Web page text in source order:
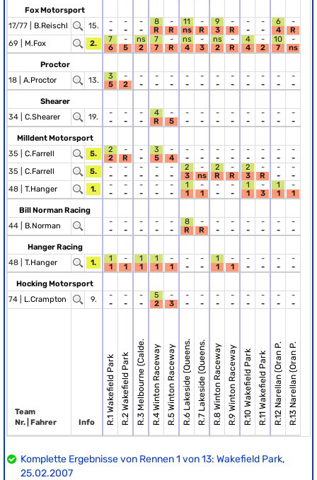
Fox Motorsport
17/77 | B.Reischl 15.
-
-
-
-
-
-
8
R
-
R
11
ns
-
R
9
3
-
R
-
-
-
-
6
4
-
R
69 | M.Fox 2.
7
6
-
5
ns
2
7
7
-
R
ns
4
-
3
ns
2
-
R
4
4
-
2
10
7
-
ns
Proctor
18 | A.Proctor 13.
3
5
-
2
-
-
-
-
-
-
-
-
-
-
-
-
-
-
-
-
-
-
-
-
-
-
Shearer
34 | C.Shearer 19.
-
-
-
-
-
-
4
R
-
5
-
-
-
-
-
-
-
-
-
-
-
-
-
-
-
-
Milldent Motorsport
35 | C.Farrell 5.
2
2
-
R
-
-
3
5
-
4
-
-
-
-
-
-
-
-
-
-
-
-
-
-
-
-
35 | C.Farrell 5.
-
-
-
-
-
-
-
-
-
-
2
3
-
ns
2
R
-
R
2
3
-
R
-
-
-
-
48 | T.Hanger 1.
-
-
-
-
-
-
-
-
-
-
1
1
-
1
-
-
-
-
1
1
-
3
1
1
-
1
Bill Norman Racing
44 | B.Norman
-
-
-
-
-
-
-
-
-
-
8
R
-
R
-
-
-
-
-
-
-
-
-
-
-
-
Hanger Racing
48 | T.Hanger 1.
1
1
-
1
1
1
1
1
-
1
-
-
-
-
1
1
-
1
-
-
-
-
-
-
-
-
Hocking Motorsport
74 | L.Crampton 9.
-
-
-
-
-
-
5
2
-
3
-
-
-
-
-
-
-
-
-
-
-
-
-
-
-
-
Team
Nr. | Fahrer
Info R.1 Wakefield ParkR.2 Wakefield ParkR.3 Melbourne (Calde.R.4 Winton RacewayR.5 Winton RacewayR.6 Lakeside (Queens.R.7 Lakeside (Queens.R.8 Winton RacewayR.9 Winton RacewayR.10 Wakefield ParkR.11 Wakefield ParkR.12 Narellan (Oran P.R.13 Narellan (Oran P.
Komplette Ergebnisse von Rennen 1 von 13: Wakefield Park,
25.02.2007